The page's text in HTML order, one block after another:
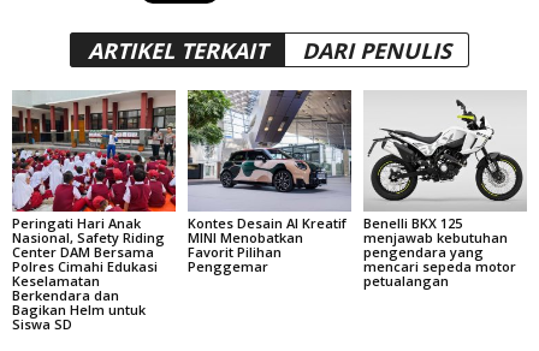
ARTIKEL TERKAIT DARI PENULIS
Peringati Hari Anak
Nasional, Safety Riding
Center DAM Bersama
Polres Cimahi Edukasi
Keselamatan
Berkendara dan
Bagikan Helm untuk
Siswa SD
Kontes Desain AI Kreatif
MINI Menobatkan
Favorit Pilihan
Penggemar
Benelli BKX 125
menjawab kebutuhan
pengendara yang
mencari sepeda motor
petualangan